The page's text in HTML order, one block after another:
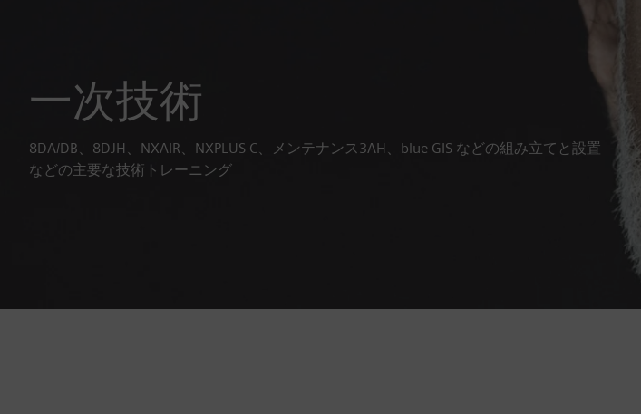
一次技術
8DA/DB、8DJH、NXAIR、NXPLUS C、メンテナンス3AH、blue GIS などの組み立てと設置
などの主要な技術トレーニング